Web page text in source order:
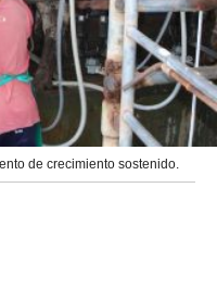
de crecimiento sostenido.